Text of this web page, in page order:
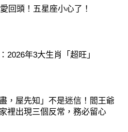
回頭！五星座小心了！
2026年3大生肖「超旺」
盡，屋先知」不是迷信！閻王爺
裡出現三個反常，務必留心